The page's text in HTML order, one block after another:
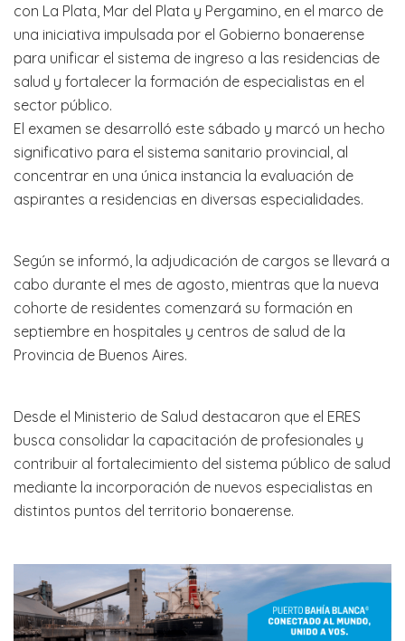
con La Plata, Mar del Plata y Pergamino, en el marco de
una iniciativa impulsada por el Gobierno bonaerense
para unificar el sistema de ingreso a las residencias de
salud y fortalecer la formación de especialistas en el
sector público.
El examen se desarrolló este sábado y marcó un hecho
significativo para el sistema sanitario provincial, al
concentrar en una única instancia la evaluación de
aspirantes a residencias en diversas especialidades.
Según se informó, la adjudicación de cargos se llevará a
cabo durante el mes de agosto, mientras que la nueva
cohorte de residentes comenzará su formación en
septiembre en hospitales y centros de salud de la
Provincia de Buenos Aires.
Desde el Ministerio de Salud destacaron que el ERES
busca consolidar la capacitación de profesionales y
contribuir al fortalecimiento del sistema público de salud
mediante la incorporación de nuevos especialistas en
distintos puntos del territorio bonaerense.